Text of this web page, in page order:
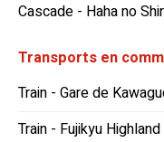
Cascade - Haha no
Transports en
Train - Gare de
Train - Fujikyu Highland